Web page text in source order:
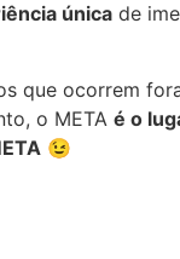
única de
que ocorrem
o META é o
😉